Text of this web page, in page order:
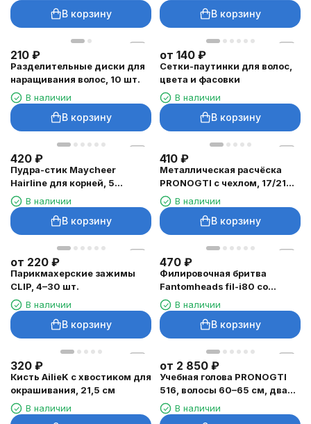
В корзину В корзину
210 ₽
Разделительные диски для
наращивания волос, 10 шт.
В наличии
В корзину
от 140 ₽
Сетки-паутинки для волос,
цвета и фасовки
В наличии
В корзину
420 ₽
Пудра-стик Maycheer
Hairline для корней, 5
оттенков
В наличии
В корзину
410 ₽
Металлическая расчёска
PRONOGTI с чехлом, 17/21
см В наличии
В корзину
от 220 ₽
Парикмахерские зажимы
CLIP, 4–30 шт.
В наличии
В корзину
470 ₽
Филировочная бритва
Fantomheads fil-i80 со
сменным лезвием
В наличии
В корзину
320 ₽
Кисть AilieK с хвостиком для
окрашивания, 21,5 см
В наличии
от 2 850 ₽
Учебная голова PRONOGTI
516, волосы 60–65 см, два
оттенка
В наличии